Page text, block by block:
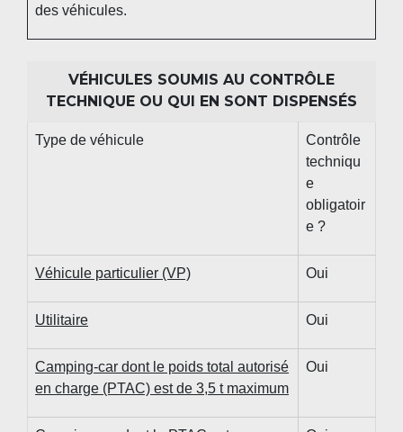
des véhicules.
VÉHICULES SOUMIS AU CONTRÔLE
TECHNIQUE OU QUI EN SONT DISPENSÉS
Type de véhicule
Contrôle
techniqu
e
obligatoir
e ?
Véhicule particulier (VP) Oui
Utilitaire Oui
Camping-car dont le poids total autorisé
en charge (PTAC) est de 3,5 t maximum
Oui